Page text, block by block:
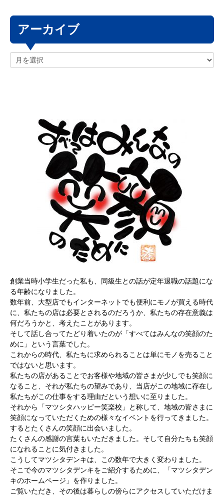
アーカイブ
創業当時小学生だった私も、同級生との話が定年退職の話題にな
る年齢になりました。
数年前、大型店でもインターネットでも便利にモノが買える時代
に、私たちの店は必要とされるのだろうか、私たちの存在意義は
何だろうかと、考えたことがあります。
そして話し合ってたどり着いたのが「すべてはみんなの笑顔のた
めに」という言葉でした。
これからの時代、私たちに求められることは単にモノを売ること
ではないと思います。
私たちの店があることでお客様や地域の皆さまが少しでも笑顔に
なること、それが私たちの望みであり、当店がこの地域に存在し
私たちがこの仕事をする理由だという想いに至りました。
それから「マツシタハッピー笑楽校」と称して、地域の皆さまに
笑顔になっていただくための様々なイベントを行ってきました。
するとたくさんの笑顔に出会いました。
たくさんの感謝の言葉もいただきました。そして自分たちも笑顔
になれることに気付きました。
こうしてマツシタデンキは、この数年で大きく変わりました。
そこで今のマツシタデンキをご紹介するために、「マツシタデン
キのホームページ」を作りました。
ご覧いただき、その後は暮らしの傍らにアクセスしていただけま